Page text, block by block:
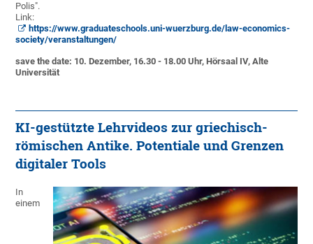
Polis".
Link:
https://www.graduateschools.uni-wuerzburg.de/law-economics-
society/veranstaltungen/
save the date: 10. Dezember, 16.30 - 18.00 Uhr, Hörsaal IV, Alte
Universität
KI-gestützte Lehrvideos zur griechisch-
römischen Antike. Potentiale und Grenzen
digitaler Tools
In
einem